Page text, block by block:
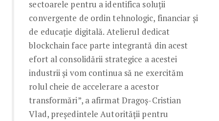
sectoarele pentru a identifica soluţii
convergente de ordin tehnologic, financiar şi
de educaţie digitală. Atelierul dedicat
blockchain face parte integrantă din acest
efort al consolidării strategice a acestei
industrii şi vom continua să ne exercităm
rolul cheie de accelerare a acestor
transformări”, a afirmat Dragoş-Cristian
Vlad, preşedintele Autorităţii pentru